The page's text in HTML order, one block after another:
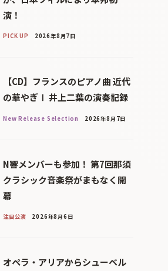
演！
PICK UP 2026年8月7日
【CD】フランスのピアノ曲 近代
の華やぎⅠ 井上二葉の演奏記録
New Release Selection 2026年8月7日
N響メンバーも参加！ 第7回那須
クラシック音楽祭がまもなく開
幕
注目公演 2026年8月6日
オペラ・アリアからシューベル